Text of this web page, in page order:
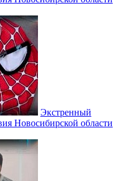
Экстренный
Новосибирской области